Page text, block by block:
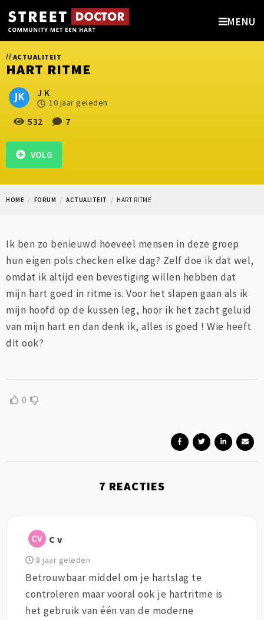
MENU
// ACTUALITEIT
HART RITME
J K
10 jaar geleden
532 7
VOLG
HOME FORUM ACTUALITEIT HART RITME
Ik ben zo benieuwd hoeveel mensen in deze groep
hun eigen pols checken elke dag? Zelf doe ik dat wel,
omdat ik altijd een bevestiging willen hebben dat
mijn hart goed in ritme is. Voor het slapen gaan als ik
mijn hoofd op de kussen leg, hoor ik het zacht geluid
van mijn hart en dan denk ik, alles is goed ! Wie heeft
dit ook?
0
7 REACTIES
C v
8 jaar geleden
Betrouwbaar middel om je hartslag te
controleren maar vooral ook je hartritme is
het gebruik van één van de moderne